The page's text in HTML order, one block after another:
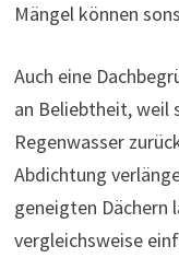
Mängel können
Auch eine
an Beliebtheit, weil
Regenwasser
Abdichtung
geneigten Dächern
vergleichsweise